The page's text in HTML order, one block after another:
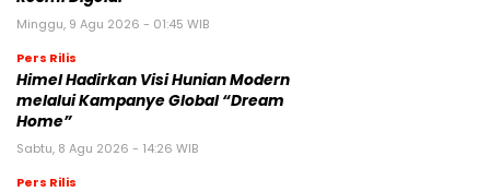
Minggu, 9 Agu 2026 - 01:45 WIB
Pers Rilis
Himel Hadirkan Visi Hunian Modern
melalui Kampanye Global “Dream
Home”
Sabtu, 8 Agu 2026 - 14:26 WIB
Pers Rilis